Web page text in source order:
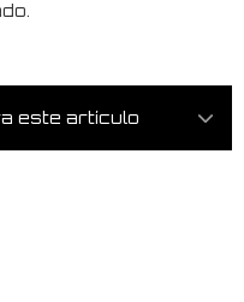
este artículo